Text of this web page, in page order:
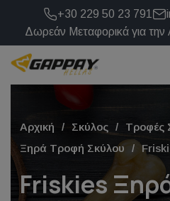
+30 229 50 23 791
Δωρεάν Μεταφορικά για
Αρχική Σκύλος
Τροφές
Ξηρά Τροφή Σκύλου
Friskies